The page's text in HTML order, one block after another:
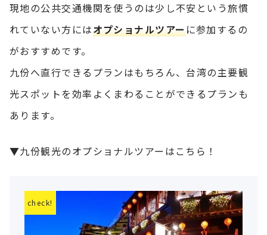
現地の公共交通機関を使うのは少し不安という旅慣
れていない方にはオプショナルツアーに参加するの
がおすすめです。
九份へ直行できるプランはもちろん、台湾の主要観
光スポットを効率よくまわることができるプランも
あります。
▼九份観光のオプショナルツアーはこちら！